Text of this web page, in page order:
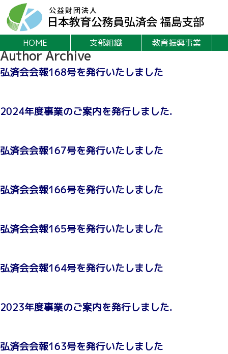
HOME 支部組織 教育振興事業
Author Archive
弘済会会報168号を発行いたしました
2024年度事業のご案内を発行しました.
弘済会会報167号を発行いたしました
弘済会会報166号を発行いたしました
弘済会会報165号を発行いたしました
弘済会会報164号を発行いたしました
2023年度事業のご案内を発行しました.
弘済会会報163号を発行いたしました